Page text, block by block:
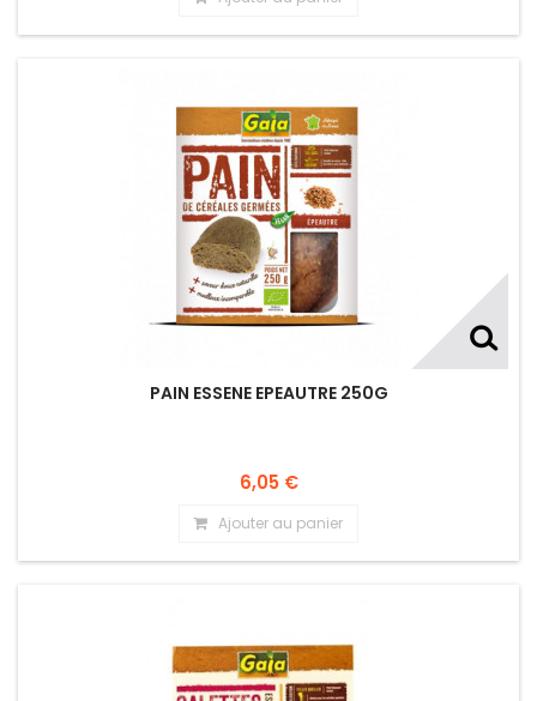
PAIN ESSENE EPEAUTRE 250G
6,05 €
Ajouter au panier